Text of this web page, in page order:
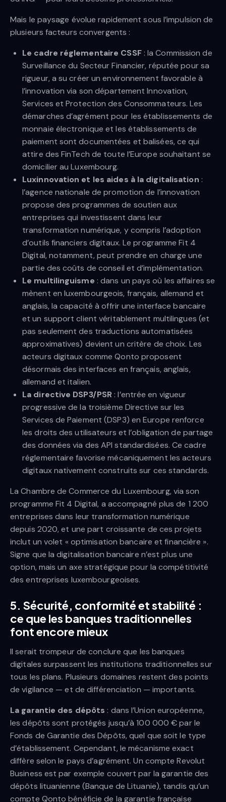
Mais le paysage évolue rapidement sous l’impulsion de
plusieurs facteurs convergents :
Le cadre réglementaire CSSF: la Commission de
Surveillance du Secteur Financier, réputée pour sa
rigueur, a su créer un environnement favorable à
l’innovation via son département Innovation,
Services et Protection des Consommateurs. Les
démarches d’agrément pour les établissements de
monnaie électronique et les établissements de
paiement sont documentées et balisées, ce qui
attire des FinTech de toute l’Europe souhaitant se
domicilier au Luxembourg.
Luxinnovation et les aides à la digitalisation :
l’agence nationale de promotion de l’innovation
propose des programmes de soutien aux
entreprises qui investissent dans leur
transformation numérique, y compris l’adoption
d’outils financiers digitaux. Le programme Fit 4
Digital, notamment, peut prendre en charge une
partie des coûts de conseil et d’implémentation.
Le multilinguisme : dans un pays où les affaires se
mènent en luxembourgeois, français, allemand et
anglais, la capacité à offrir une interface bancaire
et un support client véritablement multilingues (et
pas seulement des traductions automatisées
approximatives) devient un critère de choix. Les
acteurs digitaux comme Qonto proposent
désormais des interfaces en français, anglais,
allemand et italien.
La directive DSP3/PSR: l’entrée en vigueur
progressive de la troisième Directive sur les
Services de Paiement (DSP3) en Europe renforce
les droits des utilisateurs et l’obligation de partage
des données via des API standardisées. Ce cadre
réglementaire favorise mécaniquement les acteurs
digitaux nativement construits sur ces standards.
La Chambre de Commerce du Luxembourg, via son
programme Fit 4 Digital, a accompagné plus de 1 200
entreprises dans leur transformation numérique
depuis 2020, et une part croissante de ces projets
inclut un volet « optimisation bancaire et financière ».
Signe que la digitalisation bancaire n’est plus une
option, mais un axe stratégique pour la compétitivité
des entreprises luxembourgeoises.
5. Sécurité, conformité et stabilité :
ce que les banques traditionnelles
font encore mieux
Il serait trompeur de conclure que les banques
digitales surpassent les institutions traditionnelles sur
tous les plans. Plusieurs domaines restent des points
de vigilance — et de différenciation — importants.
La garantie des dépôts : dans l’Union européenne,
les dépôts sont protégés jusqu’à 100 000 € par le
Fonds de Garantie des Dépôts, quel que soit le type
d’établissement. Cependant, le mécanisme exact
diffère selon le pays d’agrément. Un compte Revolut
Business est par exemple couvert par la garantie des
dépôts lituanienne (Banque de Lituanie), tandis qu’un
compte Qonto bénéficie de la garantie française